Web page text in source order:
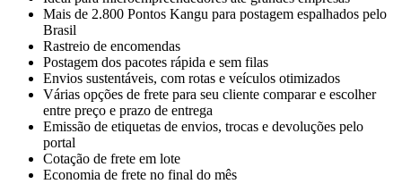
Mais de 2.800 Pontos Kangu para postagem espalhados pelo
Brasil
Rastreio de encomendas
Postagem dos pacotes rápida e sem filas
Envios sustentáveis, com rotas e veículos otimizados
Várias opções de frete para seu cliente comparar e escolher
entre preço e prazo de entrega
Emissão de etiquetas de envios, trocas e devoluções pelo
portal
Cotação de frete em lote
Economia de frete no final do mês